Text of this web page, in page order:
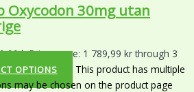
Oxycodon 30mg utan
krPrice range: 1 789,99 kr through 3
OPTIONS
This product has multiple
may be chosen on the product page